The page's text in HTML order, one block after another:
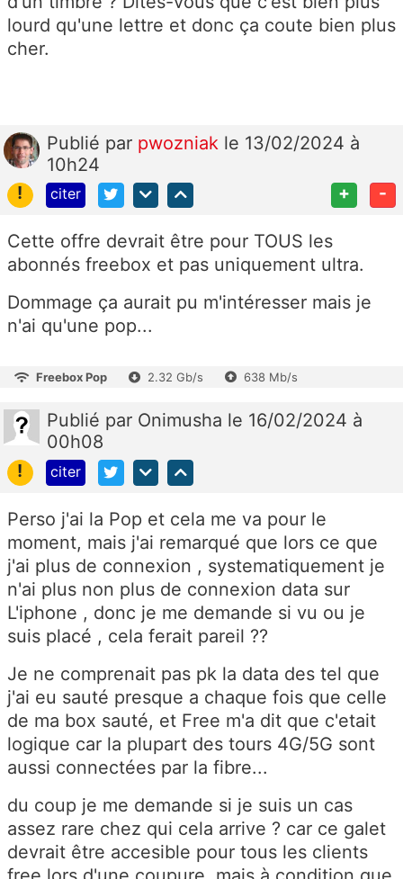
lourd qu'une lettre et donc ça coute bien plus
cher.
Publié par pwozniak le 13/02/2024 à
10h24
!
citer + -
Cette offre devrait être pour TOUS les
abonnés freebox et pas uniquement ultra.
Dommage ça aurait pu m'intéresser mais je
n'ai qu'une pop...
Freebox Pop 2.32 Gb/s 638 Mb/s
Publié par Onimusha le 16/02/2024 à
00h08
!
citer
Perso j'ai la Pop et cela me va pour le
moment, mais j'ai remarqué que lors ce que
j'ai plus de connexion , systematiquement je
n'ai plus non plus de connexion data sur
L'iphone , donc je me demande si vu ou je
suis placé , cela ferait pareil ??
Je ne comprenait pas pk la data des tel que
j'ai eu sauté presque a chaque fois que celle
de ma box sauté, et Free m'a dit que c'etait
logique car la plupart des tours 4G/5G sont
aussi connectées par la fibre...
du coup je me demande si je suis un cas
assez rare chez qui cela arrive ? car ce galet
devrait être accesible pour tous les clients